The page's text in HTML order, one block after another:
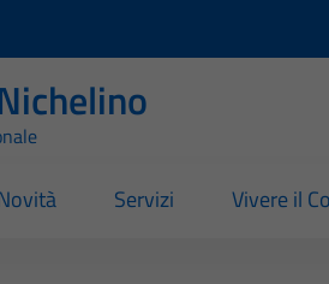
Servizi Vivere il